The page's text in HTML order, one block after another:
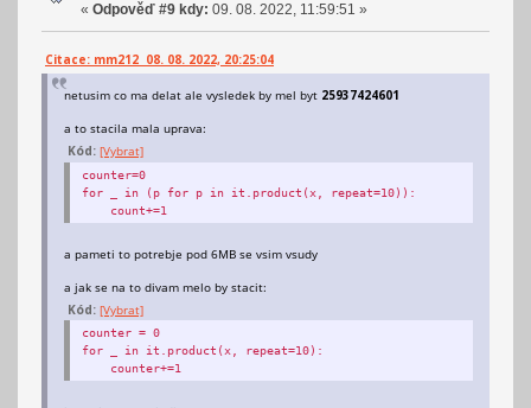
« Odpověď #9 kdy: 09. 08. 2022, 11:59:51 »
Citace: mm212 08. 08. 2022, 20:25:04
netusim co ma delat ale vysledek by mel byt 25937424601
a to stacila mala uprava:
Kód: [Vybrat]
counter=0
for _ in (p for p in it.product(x, repeat=10)):
count+=1
a pameti to potrebje pod 6MB se vsim vsudy
a jak se na to divam melo by stacit:
Kód: [Vybrat]
counter = 0
for _ in it.product(x, repeat=10):
counter+=1